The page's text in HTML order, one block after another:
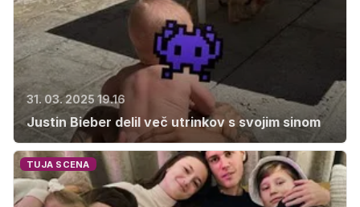
31. 03. 2025 19.16
Justin Bieber delil več utrinkov s svojim sinom
TUJA SCENA